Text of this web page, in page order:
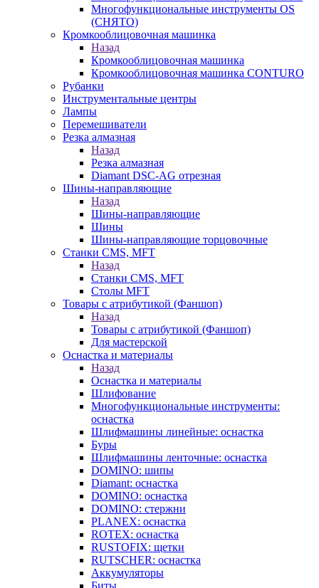
Многофункциональные инструменты OS
(СНЯТО)
Кромкооблицовочная машинка
Назад
Кромкооблицовочная машинка
Кромкооблицовочная машинка CONTURO
Рубанки
Инструментальные центры
Лампы
Перемешиватели
Резка алмазная
Назад
Резка алмазная
Diamant DSC-AG отрезная
Шины-направляющие
Назад
Шины-направляющие
Шины
Шины-направляющие торцовочные
Станки CMS, MFT
Назад
Станки CMS, MFT
Столы MFT
Товары с атрибутикой (Фаншоп)
Назад
Товары с атрибутикой (Фаншоп)
Для мастерской
Оснастка и материалы
Назад
Оснастка и материалы
Шлифование
Многофункциональные инструменты:
оснастка
Шлифмашины линейные: оснастка
Буры
Шлифмашины ленточные: оснастка
DOMINO: шипы
Diamant: оснастка
DOMINO: оснастка
DOMINO: стержни
PLANEX: оснастка
ROTEX: оснастка
RUSTOFIX: щетки
RUTSCHER: оснастка
Аккумуляторы
Биты